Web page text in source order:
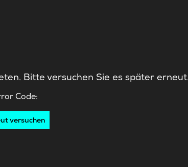
Bitte versuchen Sie es später erneut.
Code:
versuchen